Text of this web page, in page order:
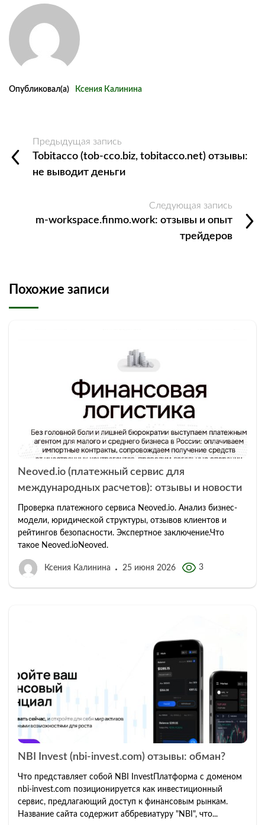
Опубликовал(а) Ксения Калинина
Предыдущая запись
Tobitacco (tob-cco.biz, tobitacco.net) отзывы:
не выводит деньги
Следующая запись
m-workspace.finmo.work: отзывы и опыт
трейдеров
Похожие записи
Neoved.io (платежный сервис для
международных расчетов): отзывы и новости
Проверка платежного сервиса Neoved.io. Анализ бизнес-
модели, юридической структуры, отзывов клиентов и
рейтингов безопасности. Экспертное заключение.Что
такое Neoved.ioNeoved.
Ксения Калинина 25 июня 2026 3
NBI Invest (nbi-invest.com) отзывы: обман?
Что представляет собой NBI InvestПлатформа с доменом
nbi-invest.com позиционируется как инвестиционный
сервис, предлагающий доступ к финансовым рынкам.
Название сайта содержит аббревиатуру "NBI", что...